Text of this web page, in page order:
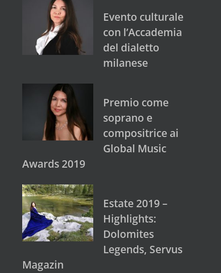
Evento culturale
con l’Accademia
del dialetto
milanese
Premio come
soprano e
compositrice ai
Global Music
Awards 2019
Estate 2019 –
Highlights:
Dolomites
Legends, Servus
Magazin